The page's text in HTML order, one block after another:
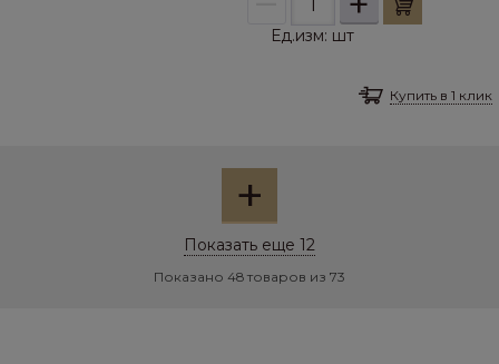
Ед.изм: шт
Купить в 1 клик
+
Показать еще 12
Показано 48 товаров из 73